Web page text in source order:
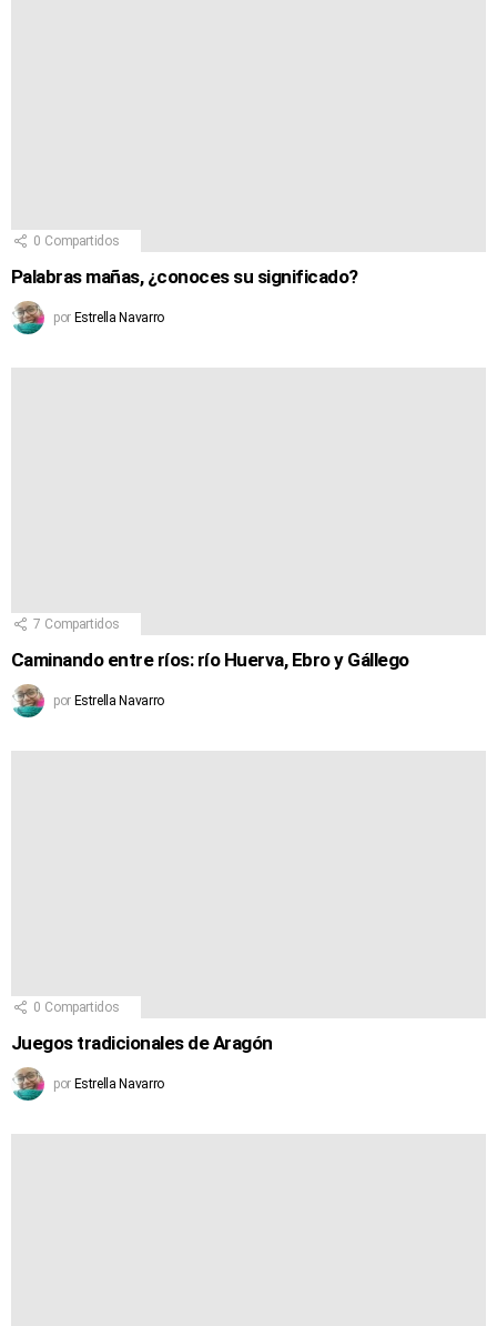
0 Compartidos
Palabras mañas, ¿conoces su significado?
por Estrella Navarro
7 Compartidos
Caminando entre ríos: río Huerva, Ebro y Gállego
por Estrella Navarro
0 Compartidos
Juegos tradicionales de Aragón
por Estrella Navarro